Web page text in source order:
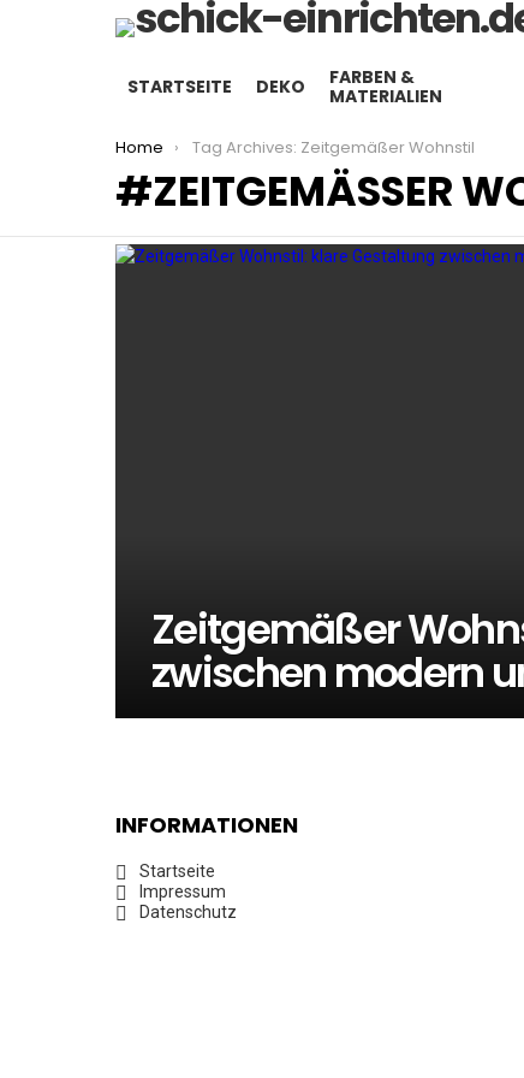
STARTSEITE DEKO
FARBEN &
MATERIALIEN
You are here:
Home Tag Archives: Zeitgemäßer Wohnstil
ZEITGEMÄSSER
LATEST
Zeitgemäßer
zwischen modern
INFORMATIONEN
Startseite
Impressum
Datenschutz